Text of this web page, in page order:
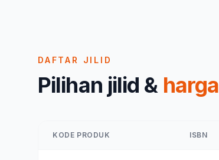
DAFTAR JILID
Pilihan jilid & harga
KODE PRODUK ISBN